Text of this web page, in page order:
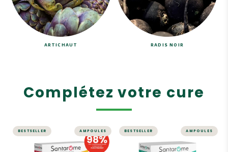
ARTICHAUT RADIS NOIR
Complétez votre cure
BESTSELLER AMPOULES
ÉNERGIE ET VITALITÉ
BESTSELLER AMPOULES
MINCEUR